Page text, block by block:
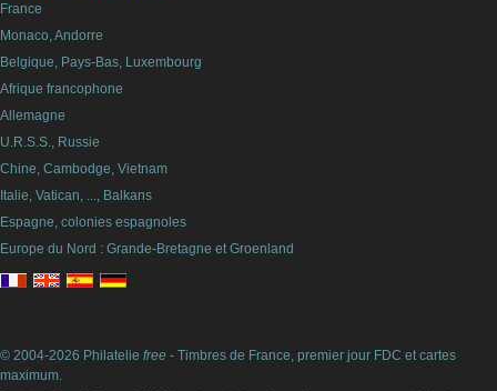
France
Monaco, Andorre
Belgique, Pays-Bas, Luxembourg
Afrique francophone
Allemagne
U.R.S.S., Russie
Chine, Cambodge, Vietnam
Italie, Vatican, ..., Balkans
Espagne, colonies espagnoles
Europe du Nord : Grande-Bretagne et Groenland
© 2004-2026 Philatelie free - Timbres de France, premier jour FDC et cartes
maximum.